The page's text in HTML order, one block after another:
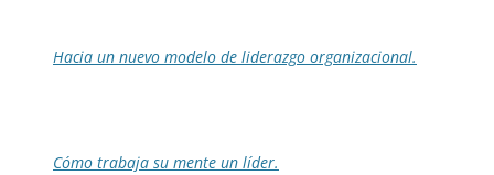
Hacia un nuevo modelo de liderazgo organizacional.
Cómo trabaja su mente un líder.